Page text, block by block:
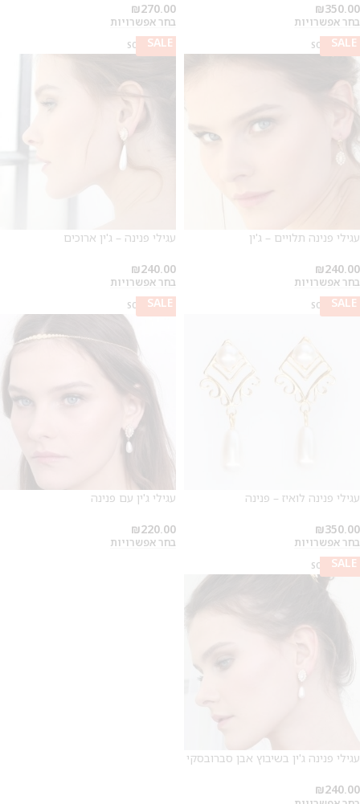
₪350.00
בחר אפשרויות
₪270.00
בחר אפשרויות
SOLD OUT
SALE
עגילי פנינה תלויים – ג'ין
₪240.00
בחר אפשרויות
SOLD OUT
SALE
עגילי פנינה – ג'ין ארוכים
₪240.00
בחר אפשרויות
SOLD OUT
SALE
עגילי פנינה לואיז – פנינה
₪350.00
בחר אפשרויות
SOLD OUT
SALE
עגילי ג'ין עם פנינה
₪220.00
בחר אפשרויות
SOLD OUT
SALE
עגילי פנינה ג'ין בשיבוץ אבן סברובסקי
₪240.00
מבצע 1+1
על החירור ל-50 הפונות ראשונות
לקביעת תור לפירסינג ועיצוב